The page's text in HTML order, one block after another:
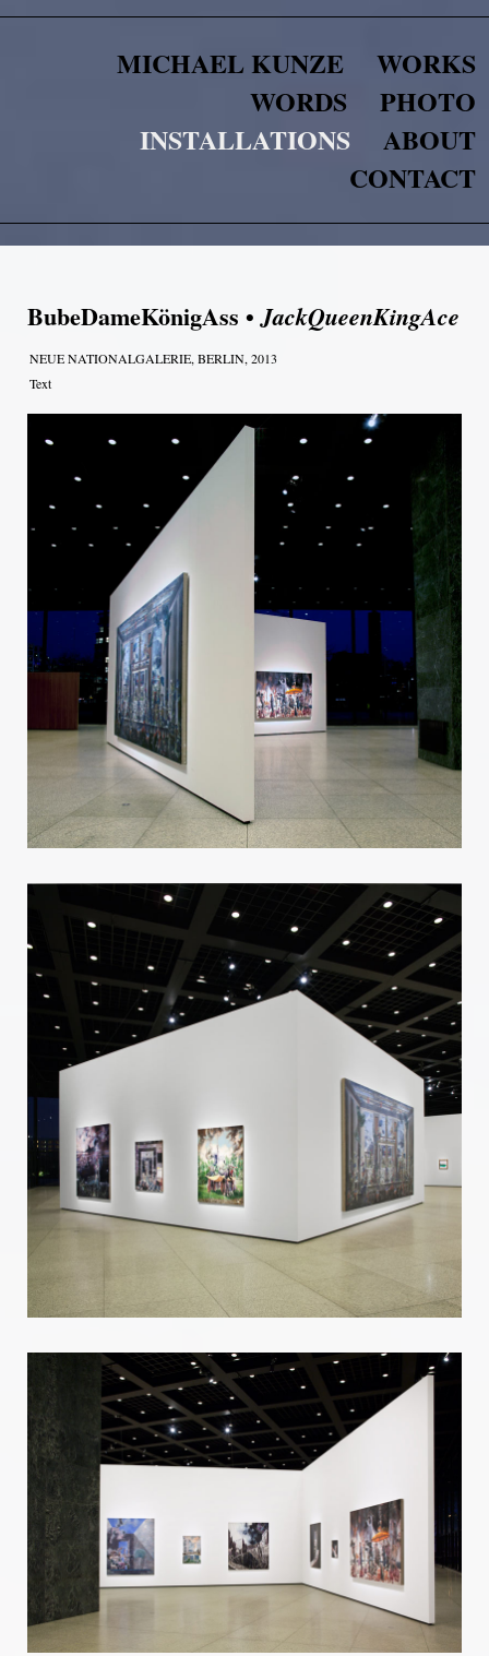
MICHAEL KUNZE
WORKS
WORDS
PHOTO
INSTALLATIONS
ABOUT
CONTACT
BubeDameKönigAss •JackQueenKingAce
NEUE NATIONALGALERIE, BERLIN, 2013
Text